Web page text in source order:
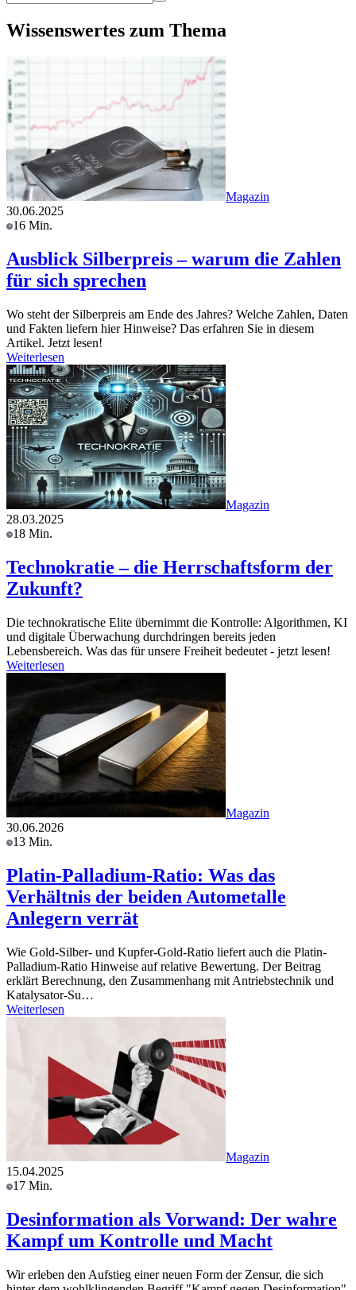
Wissenswertes zum Thema
Magazin
30.06.2025
16 Min.
Ausblick Silberpreis – warum die Zahlen
für sich sprechen
Wo steht der Silberpreis am Ende des Jahres? Welche Zahlen, Daten
und Fakten liefern hier Hinweise? Das erfahren Sie in diesem
Artikel. Jetzt lesen!
Weiterlesen
Magazin
28.03.2025
18 Min.
Technokratie – die Herrschaftsform der
Zukunft?
Die technokratische Elite übernimmt die Kontrolle: Algorithmen, KI
und digitale Überwachung durchdringen bereits jeden
Lebensbereich. Was das für unsere Freiheit bedeutet - jetzt lesen!
Weiterlesen
Magazin
30.06.2026
13 Min.
Platin-Palladium-Ratio: Was das
Verhältnis der beiden Autometalle
Anlegern verrät
Wie Gold-Silber- und Kupfer-Gold-Ratio liefert auch die Platin-
Palladium-Ratio Hinweise auf relative Bewertung. Der Beitrag
erklärt Berechnung, den Zusammenhang mit Antriebstechnik und
Katalysator-Su…
Weiterlesen
Magazin
15.04.2025
17 Min.
Desinformation als Vorwand: Der wahre
Kampf um Kontrolle und Macht
Wir erleben den Aufstieg einer neuen Form der Zensur, die sich